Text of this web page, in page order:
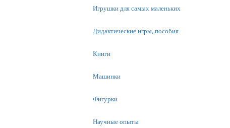
Игрушки для самых маленьких
Дидактические игры, пособия
Книги
Машинки
Фигурки
Научные опыты